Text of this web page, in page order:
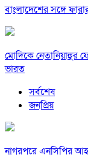
বাংলাদেশের সঙ্গে
মোদিকে নেতানিয়াহুর
ভারত
সর্বশেষ
জনপ্রিয়
নাগরপুরে এনসিপির